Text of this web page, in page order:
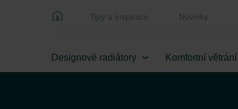
Tipy a inspirace Novinky
Designové radiátory Komfortní větrání